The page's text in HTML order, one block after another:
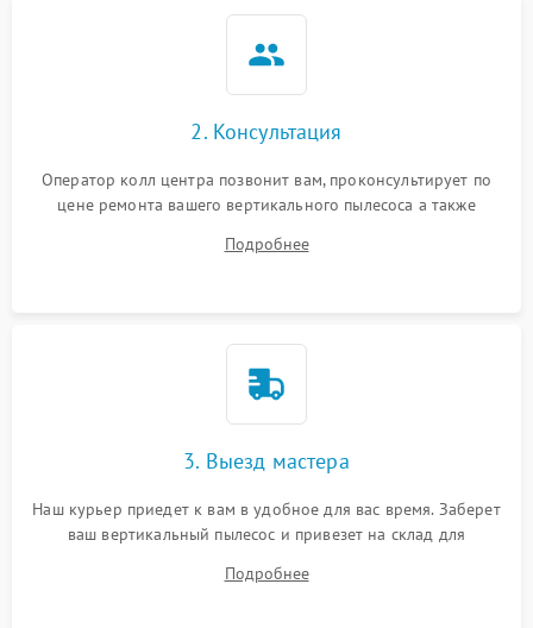
2. Консультация
Оператор колл центра позвонит вам, проконсультирует по
цене ремонта вашего вертикального пылесоса а также
Подробнее
3. Выезд мастера
Наш курьер приедет к вам в удобное для вас время. Заберет
ваш вертикальный пылесос и привезет на склад для
Подробнее